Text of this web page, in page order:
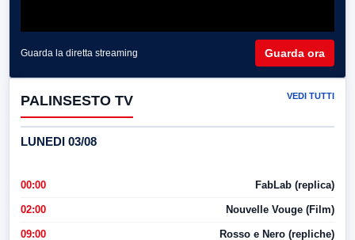
Guarda la diretta streaming Guarda ora
PALINSESTO TV VEDI TUTTI
LUNEDI 03/08
00:00 FabLab (replica)
02:00 Nouvelle Vouge (Film)
09:00 Rosso e Nero (repliche)